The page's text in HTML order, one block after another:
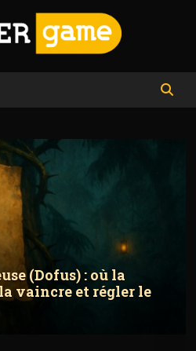
(Dofus) : où la
vaincre et régler le